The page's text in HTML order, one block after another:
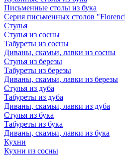
Письменные столы из бука
Серия письменных столов
Стулья
Стулья из сосны
Табуреты из сосны
Диваны, скамьи, лавки из сосны
Стулья из березы
Табуреты из березы
Диваны, скамьи, лавки из березы
Стулья из дуба
Табуреты из дуба
Диваны, скамьи, лавки из дуба
Стулья из бука
Табуреты из бука
Диваны, скамьи, лавки из бука
Кухни
Кухни из сосны